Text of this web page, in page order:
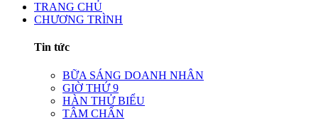
TRANG CHỦ
CHƯƠNG TRÌNH
Tin tức
BỮA SÁNG DOANH NHÂN
GIỜ THỨ 9
HÀN THỬ BIỂU
TÂM CHẤN